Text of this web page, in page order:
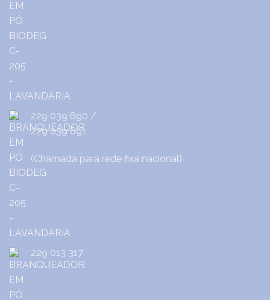
229 039 690 /
229 039 691
(Chamada para rede fixa nacional)
229 013 317